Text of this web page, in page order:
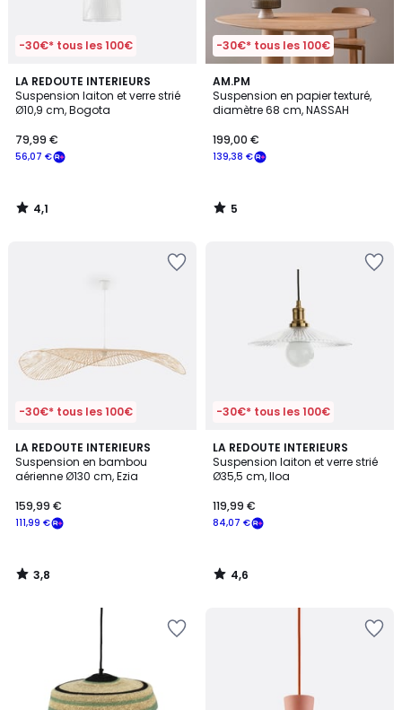
-30€* tous les 100€
LA REDOUTE INTERIEURS
Suspension laiton et verre strié
Ø10,9 cm, Bogota
56,07 €
79,99 €
4,1
/ 5
4,1
/
-30€* tous les 100€
AM.PM
Suspension en papier texturé,
diamètre 68 cm, NASSAH
139,38 €
199,00 €
5
/
5
5
/
-30€* tous les 100€
LA REDOUTE INTERIEURS
Suspension en bambou
aérienne Ø130 cm, Ezia
111,99 €
159,99 €
3,8
/ 5
3,8
/
-30€* tous les 100€
LA REDOUTE INTERIEURS
Suspension laiton et verre strié
Ø35,5 cm, Iloa
84,07 €
119,99 €
4,6
/ 5
4,6
/